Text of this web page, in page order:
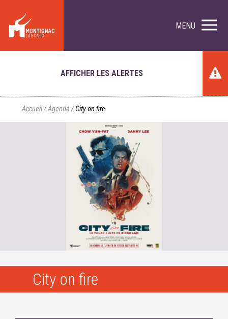
MENU
AFFICHER LES ALERTES
Accueil/Agenda /City on fire
City on fire